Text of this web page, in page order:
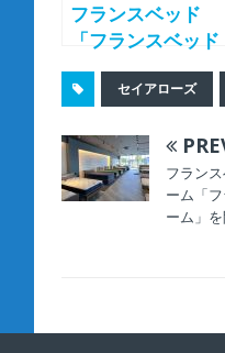
フランスベッド
「フランスベッド
六本木ソファショ
ールーム」5/25オ
気ソファブランド
「JAKOMO（ジ
コモ）」を導入
セイアローズ
フラン
ーム「
ーム」